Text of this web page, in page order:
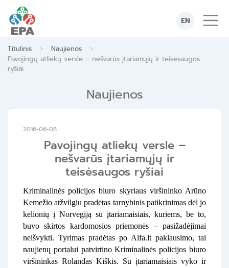
content
EN
Titulinis > Naujienos >
Pavojingų atliekų versle – nešvarūs įtariamųjų ir teisėsaugos
ryšiai
Naujienos
2016-06-08
Pavojingų atliekų versle –
nešvarūs įtariamųjų ir
teisėsaugos ryšiai
Kriminalinės policijos biuro skyriaus viršininko Arūno
Kemežio atžvilgiu pradėtas tarnybinis patikrinimas dėl jo
kelionių į Norvegiją su įtariamaisiais, kuriems, be to,
buvo skirtos kardomosios priemonės – pasižadėjimai
neišvykti. Tyrimas pradėtas po Alfa.lt paklausimo, tai
naujienų portalui patvirtino Kriminalinės policijos biuro
viršininkas Rolandas Kiškis. Su įtariamaisiais vyko ir